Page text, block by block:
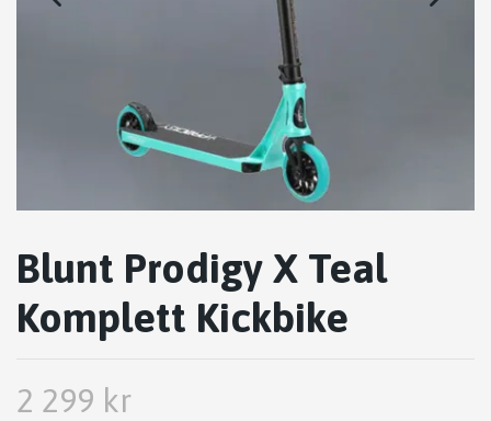
Blunt Prodigy X Teal
Komplett Kickbike
2 299 kr